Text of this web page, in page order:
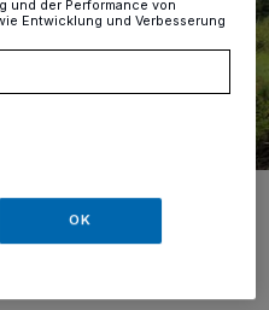
und der Performance von
Entwicklung und Verbesserung
OK